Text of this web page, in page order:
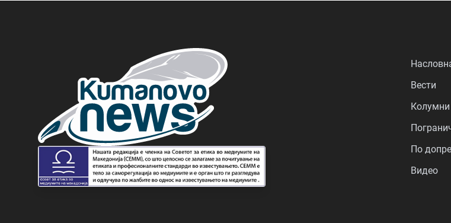
Вести
Колумни
По
Видео